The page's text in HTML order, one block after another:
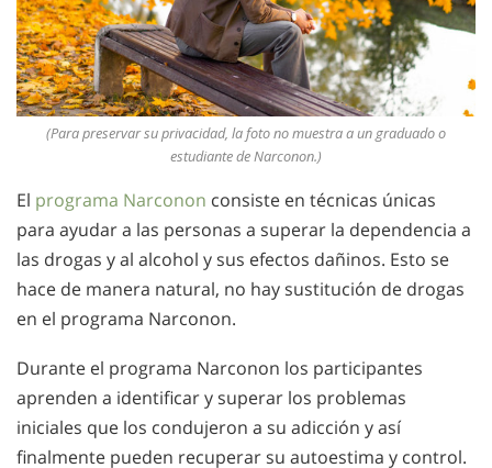
(Para preservar su privacidad, la foto no muestra a un graduado o
estudiante de Narconon.)
El programa Narconon consiste en técnicas únicas
para ayudar a las personas a superar la dependencia a
las drogas y al alcohol y sus efectos dañinos. Esto se
hace de manera natural, no hay sustitución de drogas
en el programa Narconon.
Durante el programa Narconon los participantes
aprenden a identificar y superar los problemas
iniciales que los condujeron a su adicción y así
finalmente pueden recuperar su autoestima y control.